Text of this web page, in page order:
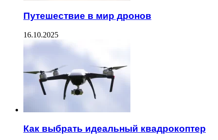
Путешествие в мир дронов
16.10.2025
Как выбрать идеальный квадрокоптер